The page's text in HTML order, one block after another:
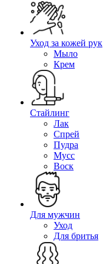
Уход за кожей рук
Мыло
Крем
Стайлинг
Лак
Спрей
Пудра
Мусс
Воск
Для мужчин
Уход
Для бритья